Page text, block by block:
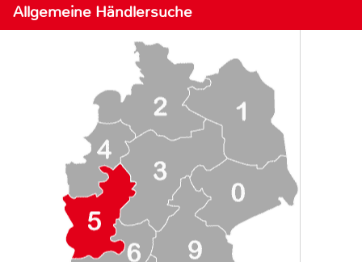
Allgemeine Händlersuche